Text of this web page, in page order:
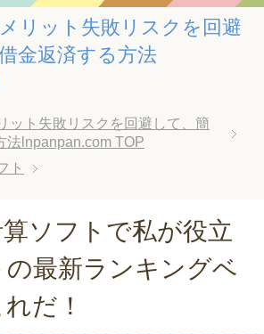
リット失敗リスクを回避
金返済する方法
ット失敗リスクを回避して、簡
法lnpanpan.com TOP
ト
ソフトで私が役立
の最新ランキングベ
だ！